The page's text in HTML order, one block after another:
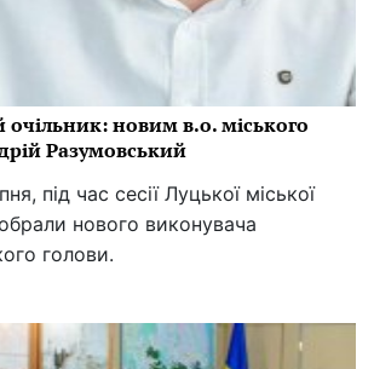
новим в.о. міського
Разумовський
під час сесії Луцької міської
нового виконувача
голови.